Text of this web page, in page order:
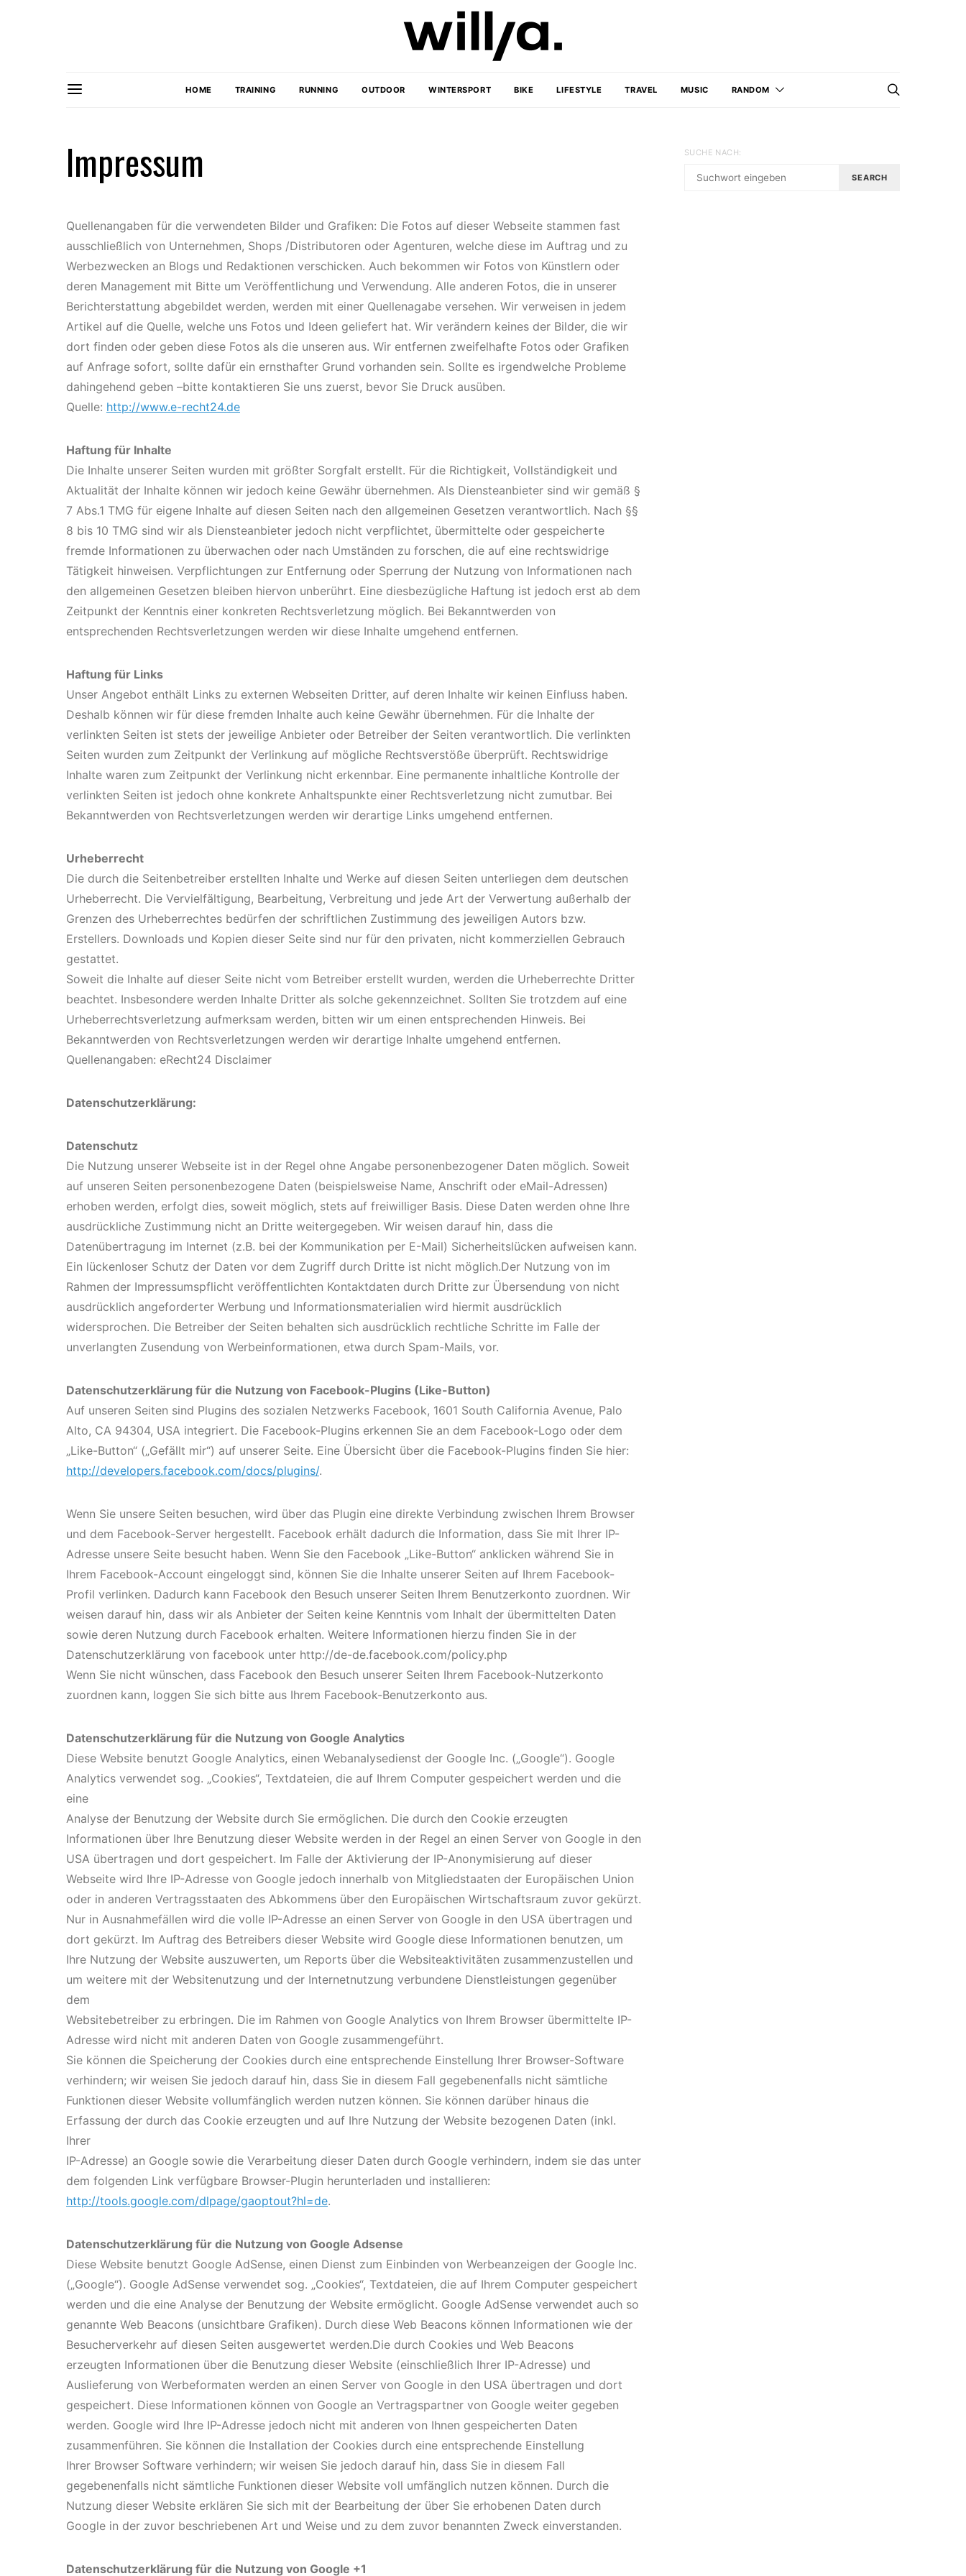
HOME TRAINING RUNNING OUTDOOR WINTERSPORT BIKE LIFESTYLE TRAVEL MUSIC RANDOM
Impressum
Quellenangaben für die verwendeten Bilder und Grafiken: Die Fotos auf dieser Webseite stammen fast
ausschließlich von Unternehmen, Shops /Distributoren oder Agenturen, welche diese im Auftrag und zu
Werbezwecken an Blogs und Redaktionen verschicken. Auch bekommen wir Fotos von Künstlern oder
deren Management mit Bitte um Veröffentlichung und Verwendung. Alle anderen Fotos, die in unserer
Berichterstattung abgebildet werden, werden mit einer Quellenagabe versehen. Wir verweisen in jedem
Artikel auf die Quelle, welche uns Fotos und Ideen geliefert hat. Wir verändern keines der Bilder, die wir
dort finden oder geben diese Fotos als die unseren aus. Wir entfernen zweifelhafte Fotos oder Grafiken
auf Anfrage sofort, sollte dafür ein ernsthafter Grund vorhanden sein. Sollte es irgendwelche Probleme
dahingehend geben –bitte kontaktieren Sie uns zuerst, bevor Sie Druck ausüben.
Quelle: http://www.e-recht24.de
Haftung für Inhalte
Die Inhalte unserer Seiten wurden mit größter Sorgfalt erstellt. Für die Richtigkeit, Vollständigkeit und
Aktualität der Inhalte können wir jedoch keine Gewähr übernehmen. Als Diensteanbieter sind wir gemäß §
7 Abs.1 TMG für eigene Inhalte auf diesen Seiten nach den allgemeinen Gesetzen verantwortlich. Nach §§
8 bis 10 TMG sind wir als Diensteanbieter jedoch nicht verpflichtet, übermittelte oder gespeicherte
fremde Informationen zu überwachen oder nach Umständen zu forschen, die auf eine rechtswidrige
Tätigkeit hinweisen. Verpflichtungen zur Entfernung oder Sperrung der Nutzung von Informationen nach
den allgemeinen Gesetzen bleiben hiervon unberührt. Eine diesbezügliche Haftung ist jedoch erst ab dem
Zeitpunkt der Kenntnis einer konkreten Rechtsverletzung möglich. Bei Bekanntwerden von
entsprechenden Rechtsverletzungen werden wir diese Inhalte umgehend entfernen.
Haftung für Links
Unser Angebot enthält Links zu externen Webseiten Dritter, auf deren Inhalte wir keinen Einfluss haben.
Deshalb können wir für diese fremden Inhalte auch keine Gewähr übernehmen. Für die Inhalte der
verlinkten Seiten ist stets der jeweilige Anbieter oder Betreiber der Seiten verantwortlich. Die verlinkten
Seiten wurden zum Zeitpunkt der Verlinkung auf mögliche Rechtsverstöße überprüft. Rechtswidrige
Inhalte waren zum Zeitpunkt der Verlinkung nicht erkennbar. Eine permanente inhaltliche Kontrolle der
verlinkten Seiten ist jedoch ohne konkrete Anhaltspunkte einer Rechtsverletzung nicht zumutbar. Bei
Bekanntwerden von Rechtsverletzungen werden wir derartige Links umgehend entfernen.
Urheberrecht
Die durch die Seitenbetreiber erstellten Inhalte und Werke auf diesen Seiten unterliegen dem deutschen
Urheberrecht. Die Vervielfältigung, Bearbeitung, Verbreitung und jede Art der Verwertung außerhalb der
Grenzen des Urheberrechtes bedürfen der schriftlichen Zustimmung des jeweiligen Autors bzw.
Erstellers. Downloads und Kopien dieser Seite sind nur für den privaten, nicht kommerziellen Gebrauch
gestattet.
Soweit die Inhalte auf dieser Seite nicht vom Betreiber erstellt wurden, werden die Urheberrechte Dritter
beachtet. Insbesondere werden Inhalte Dritter als solche gekennzeichnet. Sollten Sie trotzdem auf eine
Urheberrechtsverletzung aufmerksam werden, bitten wir um einen entsprechenden Hinweis. Bei
Bekanntwerden von Rechtsverletzungen werden wir derartige Inhalte umgehend entfernen.
Quellenangaben: eRecht24 Disclaimer
Datenschutzerklärung:
Datenschutz
Die Nutzung unserer Webseite ist in der Regel ohne Angabe personenbezogener Daten möglich. Soweit
auf unseren Seiten personenbezogene Daten (beispielsweise Name, Anschrift oder eMail-Adressen)
erhoben werden, erfolgt dies, soweit möglich, stets auf freiwilliger Basis. Diese Daten werden ohne Ihre
ausdrückliche Zustimmung nicht an Dritte weitergegeben. Wir weisen darauf hin, dass die
Datenübertragung im Internet (z.B. bei der Kommunikation per E-Mail) Sicherheitslücken aufweisen kann.
Ein lückenloser Schutz der Daten vor dem Zugriff durch Dritte ist nicht möglich.Der Nutzung von im
Rahmen der Impressumspflicht veröffentlichten Kontaktdaten durch Dritte zur Übersendung von nicht
ausdrücklich angeforderter Werbung und Informationsmaterialien wird hiermit ausdrücklich
widersprochen. Die Betreiber der Seiten behalten sich ausdrücklich rechtliche Schritte im Falle der
unverlangten Zusendung von Werbeinformationen, etwa durch Spam-Mails, vor.
Datenschutzerklärung für die Nutzung von Facebook-Plugins (Like-Button)
Auf unseren Seiten sind Plugins des sozialen Netzwerks Facebook, 1601 South California Avenue, Palo
Alto, CA 94304, USA integriert. Die Facebook-Plugins erkennen Sie an dem Facebook-Logo oder dem
„Like-Button“ („Gefällt mir“) auf unserer Seite. Eine Übersicht über die Facebook-Plugins finden Sie hier:
http://developers.facebook.com/docs/plugins/.
Wenn Sie unsere Seiten besuchen, wird über das Plugin eine direkte Verbindung zwischen Ihrem Browser
und dem Facebook-Server hergestellt. Facebook erhält dadurch die Information, dass Sie mit Ihrer IP-
Adresse unsere Seite besucht haben. Wenn Sie den Facebook „Like-Button“ anklicken während Sie in
Ihrem Facebook-Account eingeloggt sind, können Sie die Inhalte unserer Seiten auf Ihrem Facebook-
Profil verlinken. Dadurch kann Facebook den Besuch unserer Seiten Ihrem Benutzerkonto zuordnen. Wir
weisen darauf hin, dass wir als Anbieter der Seiten keine Kenntnis vom Inhalt der übermittelten Daten
sowie deren Nutzung durch Facebook erhalten. Weitere Informationen hierzu finden Sie in der
Datenschutzerklärung von facebook unter http://de-de.facebook.com/policy.php
Wenn Sie nicht wünschen, dass Facebook den Besuch unserer Seiten Ihrem Facebook-Nutzerkonto
zuordnen kann, loggen Sie sich bitte aus Ihrem Facebook-Benutzerkonto aus.
Datenschutzerklärung für die Nutzung von Google Analytics
Diese Website benutzt Google Analytics, einen Webanalysedienst der Google Inc. („Google“). Google
Analytics verwendet sog. „Cookies“, Textdateien, die auf Ihrem Computer gespeichert werden und die
eine
Analyse der Benutzung der Website durch Sie ermöglichen. Die durch den Cookie erzeugten
Informationen über Ihre Benutzung dieser Website werden in der Regel an einen Server von Google in den
USA übertragen und dort gespeichert. Im Falle der Aktivierung der IP-Anonymisierung auf dieser
Webseite wird Ihre IP-Adresse von Google jedoch innerhalb von Mitgliedstaaten der Europäischen Union
oder in anderen Vertragsstaaten des Abkommens über den Europäischen Wirtschaftsraum zuvor gekürzt.
Nur in Ausnahmefällen wird die volle IP-Adresse an einen Server von Google in den USA übertragen und
dort gekürzt. Im Auftrag des Betreibers dieser Website wird Google diese Informationen benutzen, um
Ihre Nutzung der Website auszuwerten, um Reports über die Websiteaktivitäten zusammenzustellen und
um weitere mit der Websitenutzung und der Internetnutzung verbundene Dienstleistungen gegenüber
dem
Websitebetreiber zu erbringen. Die im Rahmen von Google Analytics von Ihrem Browser übermittelte IP-
Adresse wird nicht mit anderen Daten von Google zusammengeführt.
Sie können die Speicherung der Cookies durch eine entsprechende Einstellung Ihrer Browser-Software
verhindern; wir weisen Sie jedoch darauf hin, dass Sie in diesem Fall gegebenenfalls nicht sämtliche
Funktionen dieser Website vollumfänglich werden nutzen können. Sie können darüber hinaus die
Erfassung der durch das Cookie erzeugten und auf Ihre Nutzung der Website bezogenen Daten (inkl.
Ihrer
IP-Adresse) an Google sowie die Verarbeitung dieser Daten durch Google verhindern, indem sie das unter
dem folgenden Link verfügbare Browser-Plugin herunterladen und installieren:
http://tools.google.com/dlpage/gaoptout?hl=de.
Datenschutzerklärung für die Nutzung von Google Adsense
Diese Website benutzt Google AdSense, einen Dienst zum Einbinden von Werbeanzeigen der Google Inc.
(„Google“). Google AdSense verwendet sog. „Cookies“, Textdateien, die auf Ihrem Computer gespeichert
werden und die eine Analyse der Benutzung der Website ermöglicht. Google AdSense verwendet auch so
genannte Web Beacons (unsichtbare Grafiken). Durch diese Web Beacons können Informationen wie der
Besucherverkehr auf diesen Seiten ausgewertet werden.Die durch Cookies und Web Beacons
erzeugten Informationen über die Benutzung dieser Website (einschließlich Ihrer IP-Adresse) und
Auslieferung von Werbeformaten werden an einen Server von Google in den USA übertragen und dort
gespeichert. Diese Informationen können von Google an Vertragspartner von Google weiter gegeben
werden. Google wird Ihre IP-Adresse jedoch nicht mit anderen von Ihnen gespeicherten Daten
zusammenführen. Sie können die Installation der Cookies durch eine entsprechende Einstellung
Ihrer Browser Software verhindern; wir weisen Sie jedoch darauf hin, dass Sie in diesem Fall
gegebenenfalls nicht sämtliche Funktionen dieser Website voll umfänglich nutzen können. Durch die
Nutzung dieser Website erklären Sie sich mit der Bearbeitung der über Sie erhobenen Daten durch
Google in der zuvor beschriebenen Art und Weise und zu dem zuvor benannten Zweck einverstanden.
Datenschutzerklärung für die Nutzung von Google +1
SUCHE NACH:
SEARCH